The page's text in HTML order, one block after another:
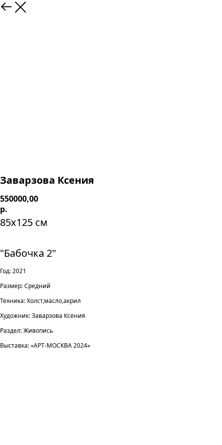
Заварзова Ксения
550000,00
р.
85х125 см
"Бабочка 2"
Год: 2021
Размер: Средний
Техника: Холст,масло,акрил
Художник: Заварзова Ксения
Раздел: Живопись
Выставка: «АРТ-МОСКВА 2024»